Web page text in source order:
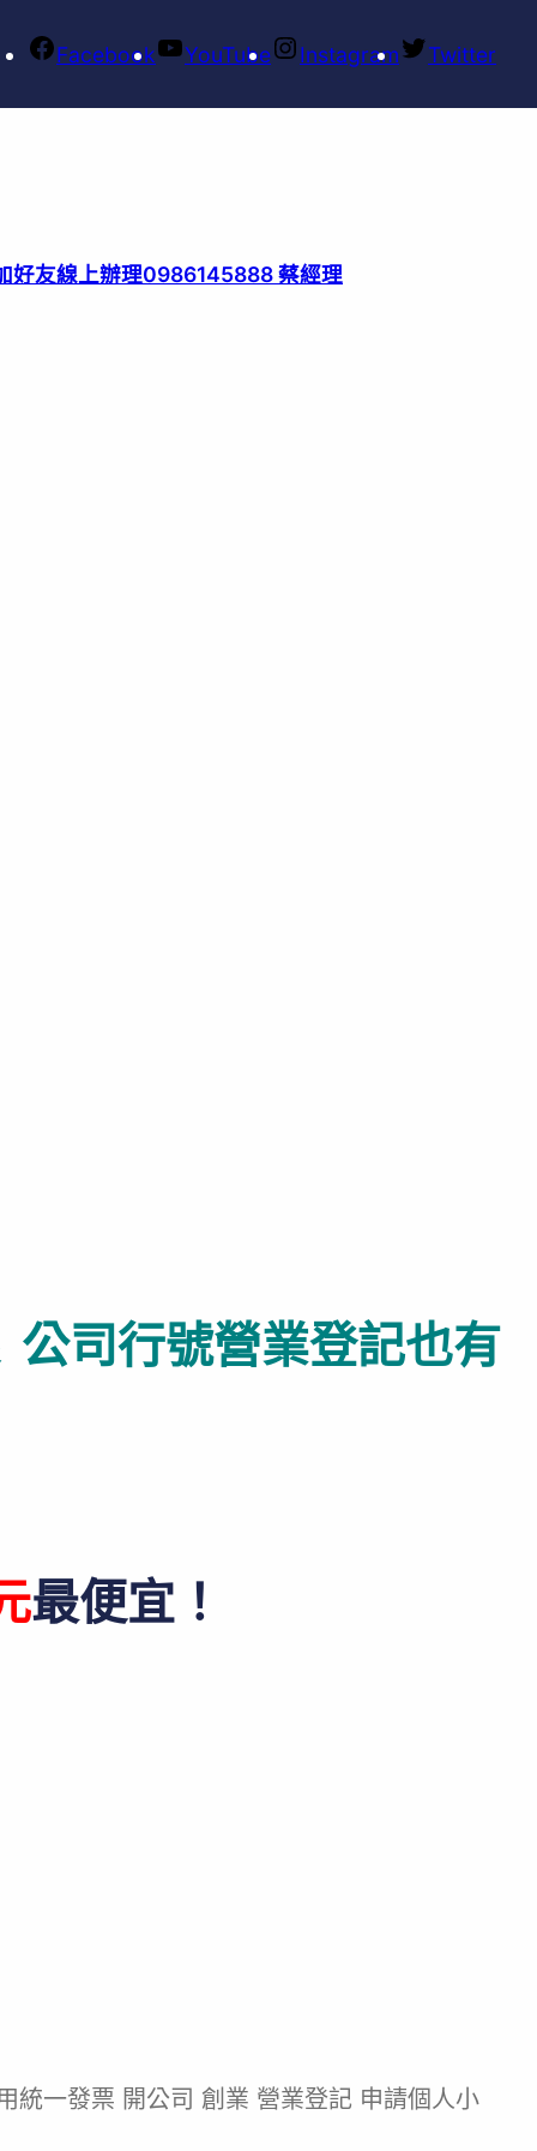
Facebook YouTube Instagram Twitter
好友線上辦理0986145888 蔡經理
公司行號營業登記也有
最便宜！
統一發票 開公司 創業 營業登記 申請個人小